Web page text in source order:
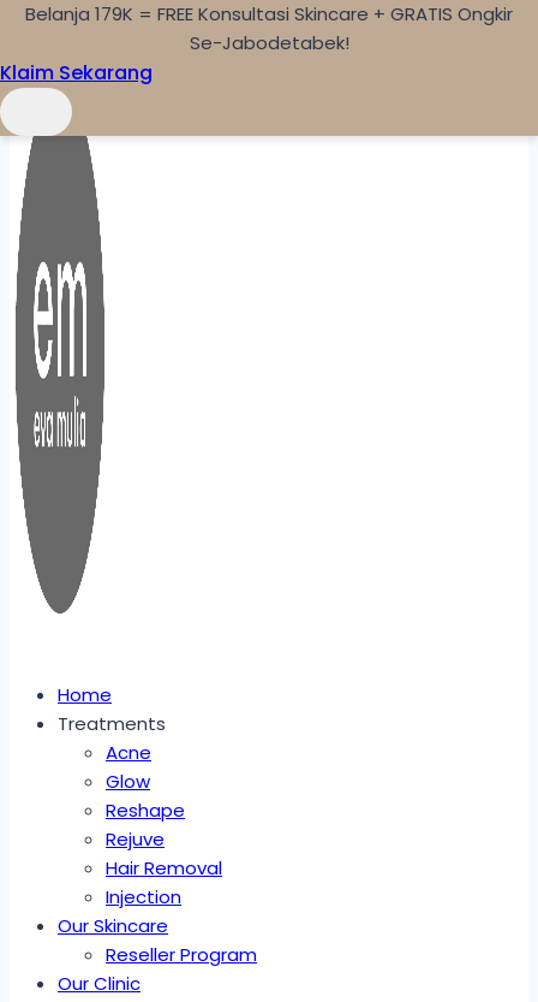
Skip to content
Home
Treatments
Acne
Glow
Reshape
Rejuve
Hair Removal
Injection
Our Skincare
Reseller Program
Our Clinic
Belanja 179K = FREE Konsultasi Skincare + GRATIS Ongkir
Se-Jabodetabek!
Klaim Sekarang